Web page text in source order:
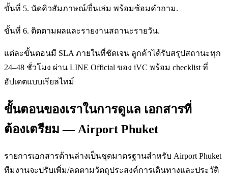
ขั้นที่ 5. นัดคิวสัมภาษณ์/ยื่นเล่ม พร้อมซ้อมคำถาม.
ขั้นที่ 6. ติดตามผลและรายงานสถานะรายวัน.
แต่ละขั้นตอนมี SLA ภายในที่ชัดเจน ลูกค้าได้รับสรุปสถานะทุก
24–48 ชั่วโมง ผ่าน LINE Official ของ iVC พร้อม checklist ที่
อัปเดตแบบเรียลไทม์
ขั้นตอนของเราในการดูแล เอกสารที่
ต้องเตรียม — Airport Phuket
รายการเอกสารด้านล่างเป็นชุดมาตรฐานสำหรับ Airport Phuket
ทีมงานจะปรับเพิ่ม/ลดตามวัตถุประสงค์การเดินทางและประวัติ